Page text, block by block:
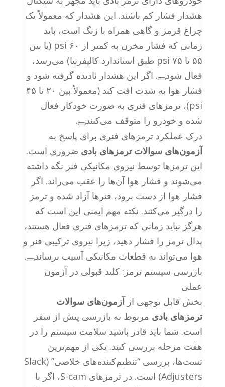
هشدار فشار کم باشند. این هشدار که معمولاً یک
چراغ قرمز و گاهی همراه با زنگ است، باید
زمانی که فشار مخزن به کمتر از ۶۰ psi (یا بین
۵۵ تا ۷۵ psi طبق استاندارد کالیفرنیا) می‌رسد،
فعال شود
. اگر این هشدار نادیده گرفته شود و
فشار هوا به شدت افت کند (معمولاً بین ۲۰ تا ۴۵
psi)، ترمزهای فنری به صورت خودکار فعال
شده و خودرو را متوقف می‌کنند
.
درک عملکرد ترمزهای فنری برای پاسخ به
آزمون‌های سوالات ترمزهای بادی ضروری است.
این ترمزها توسط نیروی مکانیکی فنر نگه داشته
می‌شوند و فشار هوا آن‌ها را عقب می‌راند. اگر
فشار هوا از دست برود، فنرها آزاد شده و ترمز
را درگیر می‌کنند. نکته مهم ایمنی این است که
هرگز نباید زمانی که ترمزهای فنری فعال هستند،
پدال ترمز را فشار دهید، زیرا نیروی ترکیبی فنر و
هوا می‌تواند به قطعات مکانیکی آسیب برساند
.
بازرسی سیستم ترمز: کلید قبولی در آزمون
عملی
بخش قابل توجهی ازآزمون‌های سوالات
ترمزهای بادی مربوط به بازرسی پیش از سفر
است. شما باید قادر باشید سلامت سیستم را در
هفت مرحله بررسی کنید. یکی از مهم‌ترین
تست‌ها، بررسی “تنظیم‌کننده‌های خلاصی” (Slack
Adjusters) است. در ترمزهای S-cam، اگر با